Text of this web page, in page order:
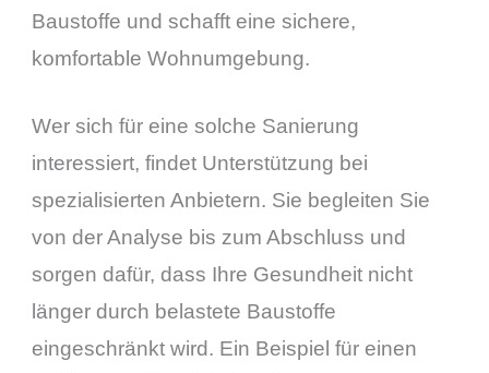
Baustoffe und schafft eine sichere,
komfortable Wohnumgebung.
Wer sich für eine solche Sanierung
interessiert, findet Unterstützung bei
spezialisierten Anbietern. Sie begleiten Sie
von der Analyse bis zum Abschluss und
sorgen dafür, dass Ihre Gesundheit nicht
länger durch belastete Baustoffe
eingeschränkt wird. Ein Beispiel für einen